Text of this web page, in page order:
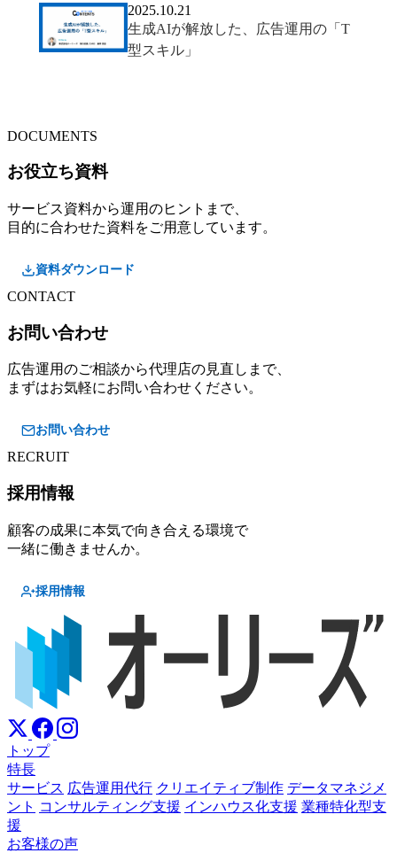
2025.10.21
生成AIが解放した、広告運用の「T
型スキル」
DOCUMENTS
お役立ち資料
サービス資料から運用のヒントまで、
目的に合わせた資料をご用意しています。
資料ダウンロード
CONTACT
お問い合わせ
広告運用のご相談から代理店の見直しまで、
まずはお気軽にお問い合わせください。
お問い合わせ
RECRUIT
採用情報
顧客の成果に本気で向き合える環境で
一緒に働きませんか。
採用情報
トップ
特長
サービス 広告運用代行 クリエイティブ制作 データマネジメ
ント コンサルティング支援 インハウス化支援 業種特化型支
援
お客様の声